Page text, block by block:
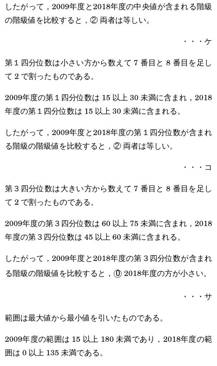
したがって，2009年度と2018年度の中央値が含まれる階級
の階級値を比較すると，② 両者は等しい。
・・・ケ
第１四分位数は小さい方から数えて 7 番目と 8 番目を足し
て 2 で割ったものである。
2009年度の第１四分位数は 15 以上 30 未満に含まれ，2018
年度の第１四分位数は 15 以上 30 未満に含まれる。
したがって，2009年度と2018年度の第１四分位数が含まれ
る階級の階級値を比較すると，② 両者は等しい。
・・・コ
第３四分位数は大きい方から数えて 7 番目と 8 番目を足し
て 2 で割ったものである。
2009年度の第３四分位数は 60 以上 75 未満に含まれ，2018
年度の第３四分位数は 45 以上 60 未満に含まれる。
したがって，2009年度と2018年度の第３四分位数が含まれ
る階級の階級値を比較すると， \textsf{\textcircled{0}}
0
◯ 2018年度の方が小さい。
・・・サ
範囲は最大値から最小値を引いたものである。
2009年度の範囲は 15 以上 180 未満であり，2018年度の範
囲は 0 以上 135 未満である。